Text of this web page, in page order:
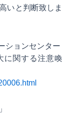
いと判断致しま
ションセンター
に関する注意喚